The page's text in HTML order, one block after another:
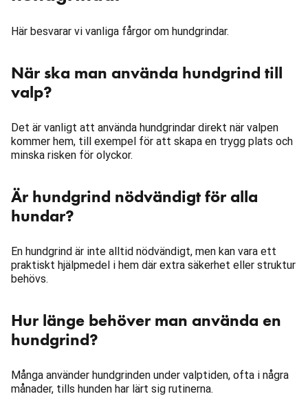
Här besvarar vi vanliga fårgor om hundgrindar.
När ska man använda hundgrind till
valp?
Det är vanligt att använda hundgrindar direkt när valpen
kommer hem, till exempel för att skapa en trygg plats och
minska risken för olyckor.
Är hundgrind nödvändigt för alla
hundar?
En hundgrind är inte alltid nödvändigt, men kan vara ett
praktiskt hjälpmedel i hem där extra säkerhet eller struktur
behövs.
Hur länge behöver man använda en
hundgrind?
Många använder hundgrinden under valptiden, ofta i några
månader, tills hunden har lärt sig rutinerna.